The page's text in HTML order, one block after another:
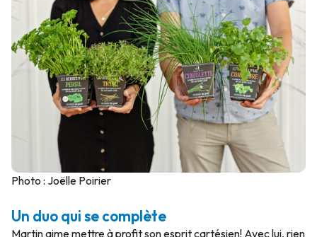
Photo : Joëlle Poirier
Un duo qui se complète
Martin aime mettre à profit son esprit cartésien! Avec lui, rien